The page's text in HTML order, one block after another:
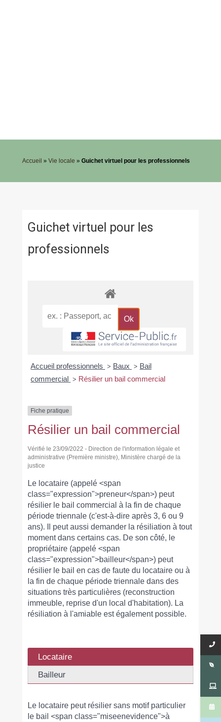
Accueil » Vie locale » Guichet virtuel pour les professionnels
Guichet virtuel pour les
professionnels
Accueil professionnels > Baux > Bail
commercial > Résilier un bail commercial
Fiche pratique
Résilier un bail commercial
Vérifié le 23/09/2022 - Direction de l'information légale et
administrative (Première ministre), Ministère chargé de la
justice
Le locataire (appelé <span
class="expression">preneur</span>) peut
résilier le bail commercial à la fin de chaque
période triennale (c'est-à-dire après 3, 6 ou 9
ans). Il peut aussi demander la résiliation à tout
moment dans certains cas. De son côté, le
propriétaire (appelé <span
class="expression">bailleur</span>) peut
résilier le bail en cas de faute du locataire ou à
la fin de chaque période triennale dans des
situations très particulières (reconstruction
immeuble, reprise d'un local d'habitation). La
résiliation à l'amiable est également possible.
Locataire
Bailleur
Le locataire peut résilier sans motif particulier
le bail <span class="miseenevidence">à